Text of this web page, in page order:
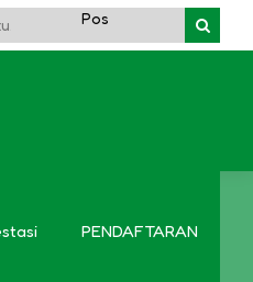
DIBUKA!!DAFTAR ONLINE DISINI
PENDAFTARAN